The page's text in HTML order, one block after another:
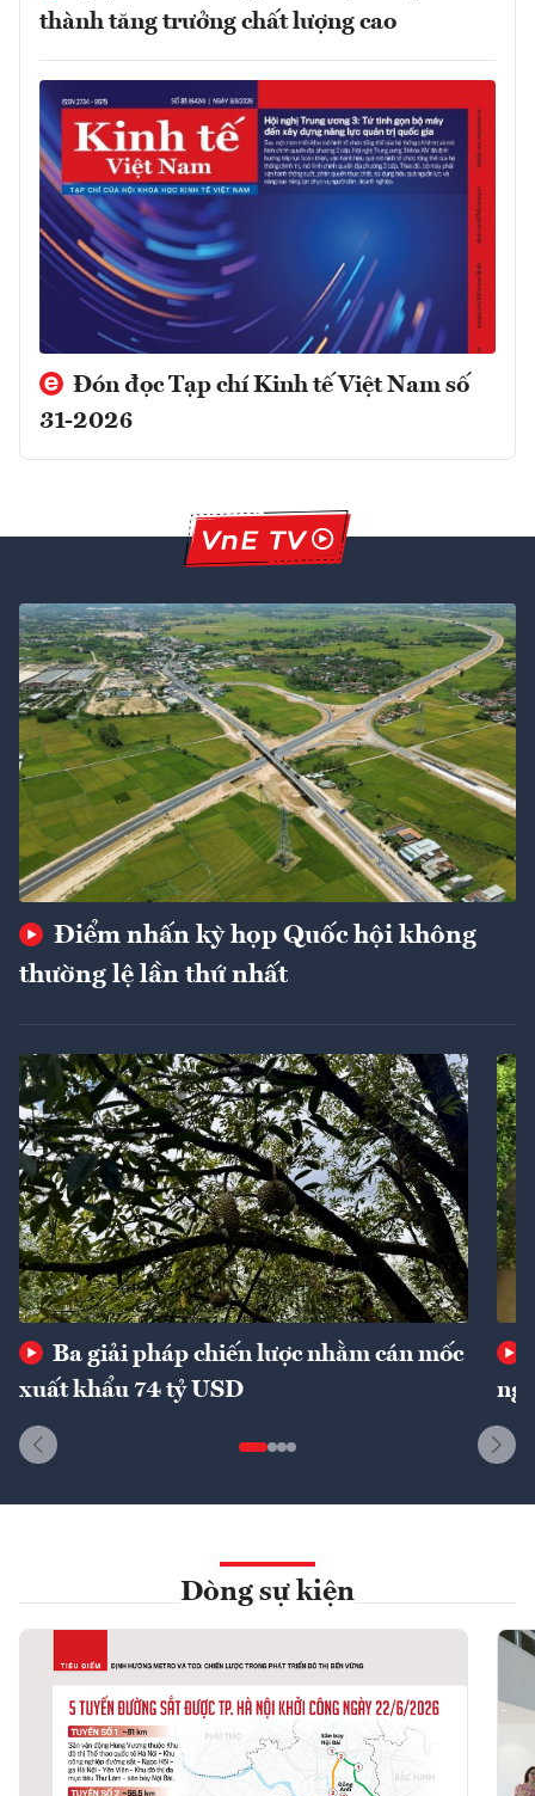
thành tăng trưởng chất lượng cao
Đón đọc Tạp chí Kinh tế Việt Nam số
31-2026
Điểm nhấn kỳ họp Quốc hội không
thường lệ lần thứ nhất
Ba giải pháp chiến lược nhằm cán mốc
xuất khẩu 74 tỷ USD
Dòng sự kiện